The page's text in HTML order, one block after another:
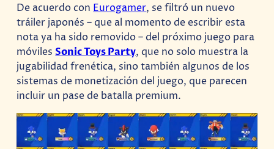
De acuerdo con Eurogamer, se filtró un nuevo
tráiler japonés – que al momento de escribir esta
nota ya ha sido removido – del próximo juego para
móvilesSonic Toys Party, que no solo muestra la
jugabilidad frenética, sino también algunos de los
sistemas de monetización del juego, que parecen
incluir un pase de batalla premium.